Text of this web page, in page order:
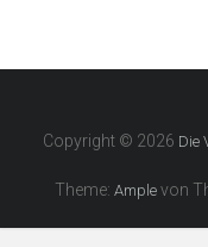
Copyright © 2026 Die
Theme:Ample von